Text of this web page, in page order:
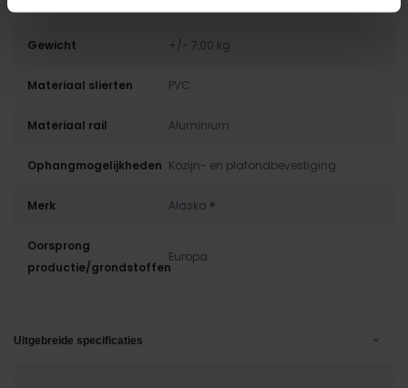
Gewicht +/- 7,00 kg
Materiaal slierten PVC
Materiaal rail Aluminium
Ophangmogelijkheden Kozijn- en plafondbevestiging
Merk Alaska ®
Oorsprong
productie/grondstoffen
Europa
Uitgebreide specificaties